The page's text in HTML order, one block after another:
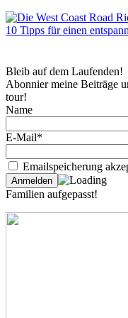
10 Tipps für einen
Bleib auf dem Laufenden!
Abonnier meine Beiträge
tour!
Name
E-Mail*
Emailspeicherung
Familien aufgepasst!